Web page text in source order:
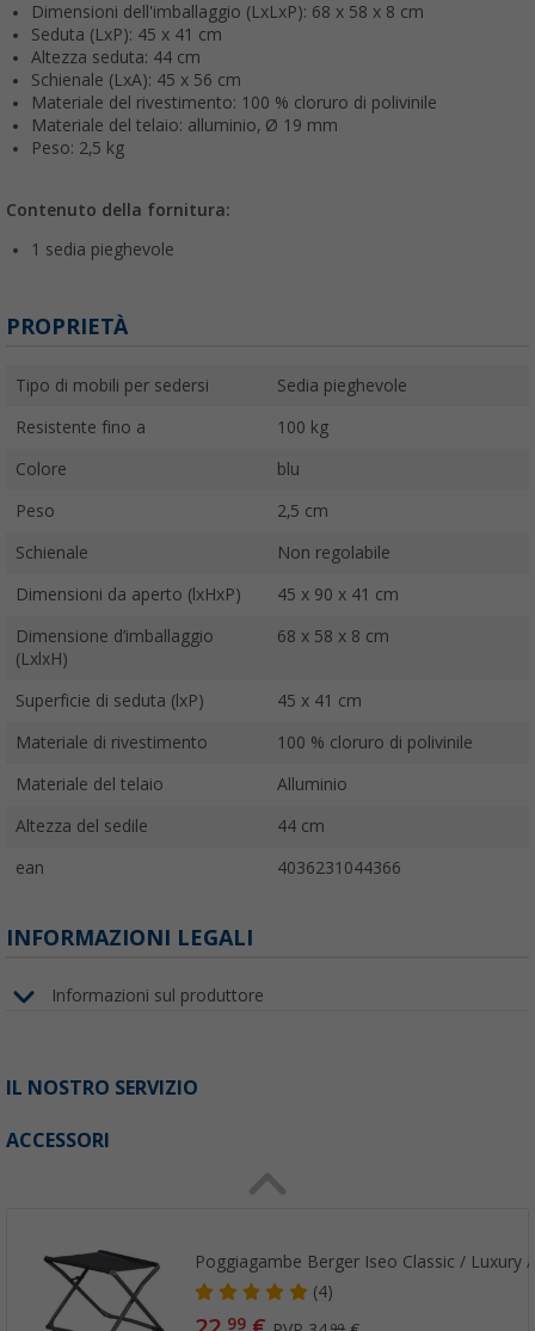
Dimensioni dell'imballaggio (LxLxP): 68 x 58 x 8 cm
Seduta (LxP): 45 x 41 cm
Altezza seduta: 44 cm
Schienale (LxA): 45 x 56 cm
Materiale del rivestimento: 100 % cloruro di polivinile
Materiale del telaio: alluminio, Ø 19 mm
Peso: 2,5 kg
Contenuto della fornitura:
1 sedia pieghevole
PROPRIETÀ
Tipo di mobili per sedersi Sedia pieghevole
Resistente fino a 100 kg
Colore blu
Peso 2,5 cm
Schienale Non regolabile
Dimensioni da aperto (lxHxP) 45 x 90 x 41 cm
Dimensione d’imballaggio
(LxlxH)
68 x 58 x 8 cm
Superficie di seduta (lxP) 45 x 41 cm
Materiale di rivestimento 100 % cloruro di polivinile
Materiale del telaio Alluminio
Altezza del sedile 44 cm
ean 4036231044366
INFORMAZIONI LEGALI
Informazioni sul produttore
IL NOSTRO SERVIZIO
ACCESSORI
Poggiagambe Berger Iseo Classic / Luxury
(4)
99